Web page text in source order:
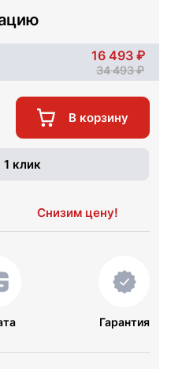
16 493
34 493
В корзину
1 клик
Снизим цену!
Гарантия